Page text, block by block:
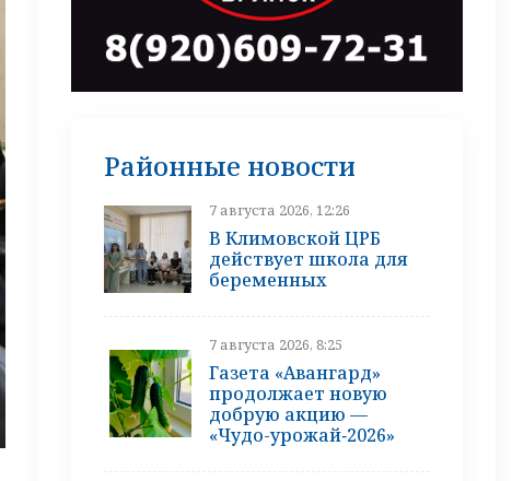
Районные новости
7 августа 2026, 12:26
В Климовской ЦРБ
действует школа для
беременных
7 августа 2026, 8:25
Газета «Авангард»
продолжает новую
добрую акцию —
«Чудо-урожай‑2026»